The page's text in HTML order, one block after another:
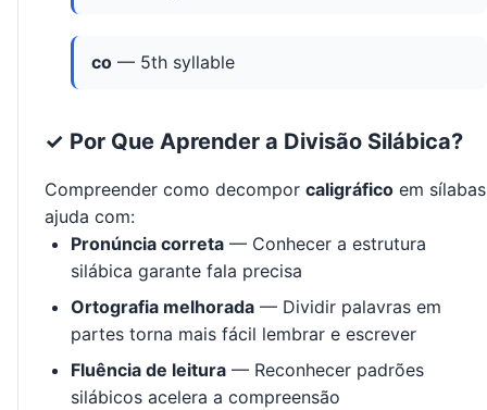
co — 5th syllable
✓ Por Que Aprender a Divisão Silábica?
Compreender como decompor caligráfico em sílabas
ajuda com:
Pronúncia correta — Conhecer a estrutura
silábica garante fala precisa
Ortografia melhorada — Dividir palavras em
partes torna mais fácil lembrar e escrever
Fluência de leitura — Reconhecer padrões
silábicos acelera a compreensão